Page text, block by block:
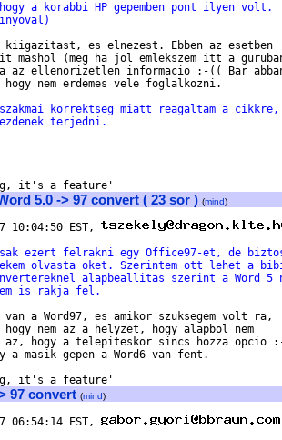
a korabbi HP gepemben pont ilyen volt.
kiigazitast, es elnezest. Ebben az esetben
mashol (meg ha jol emlekszem itt a
az ellenorizetlen informacio :-(( Bar
nem erdemes vele foglalkozni.
szakmai korrektseg miatt reagaltam a
terjedni.
5.0 -> 97 convert ( 23 sor ) (mind)
10:04:50 EST,
csak ezert felrakni egy Office97-et, de
nekem olvasta oket. Szerintem ott lehet a
alapbeallitas szerint a Word 5
is rakja fel.
van a Word97, es amikor szuksegem volt ra,
hogy nem az a helyzet, hogy alapbol nem
az, hogy a telepiteskor sincs hozza opcio
a masik gepen a Word6 van fent.
97 convert (mind)
06:54:14 EST,